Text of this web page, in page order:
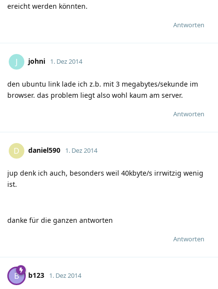
ereicht werden könnten.
Antworten
J johni 1. Dez 2014
den ubuntu link lade ich z.b. mit 3 megabytes/sekunde im
browser. das problem liegt also wohl kaum am server.
Antworten
D daniel590 1. Dez 2014
jup denk ich auch, besonders weil 40kbyte/s irrwitzig wenig
ist.
danke für die ganzen antworten
Antworten
B b123 1. Dez 2014